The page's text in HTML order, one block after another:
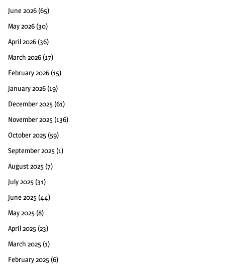
June 2026 (65)
May 2026 (30)
April 2026 (36)
March 2026 (17)
February 2026 (15)
January 2026 (19)
December 2025 (61)
November 2025 (136)
October 2025 (59)
September 2025 (1)
August 2025 (7)
July 2025 (31)
June 2025 (44)
May 2025 (8)
April 2025 (23)
March 2025 (1)
February 2025 (6)